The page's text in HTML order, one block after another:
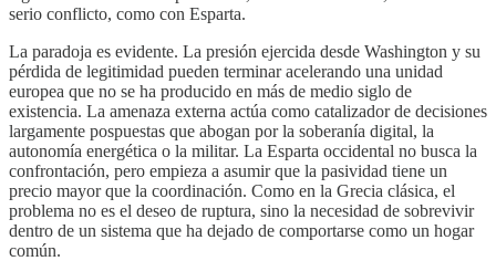
serio conflicto, como con Esparta.
La paradoja es evidente. La presión ejercida desde Washington y su
pérdida de legitimidad pueden terminar acelerando una unidad
europea que no se ha producido en más de medio siglo de
existencia. La amenaza externa actúa como catalizador de decisiones
largamente pospuestas que abogan por la soberanía digital, la
autonomía energética o la militar. La Esparta occidental no busca la
confrontación, pero empieza a asumir que la pasividad tiene un
precio mayor que la coordinación. Como en la Grecia clásica, el
problema no es el deseo de ruptura, sino la necesidad de sobrevivir
dentro de un sistema que ha dejado de comportarse como un hogar
común.